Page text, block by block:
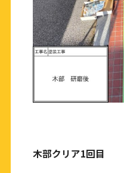
木部クリア1回目